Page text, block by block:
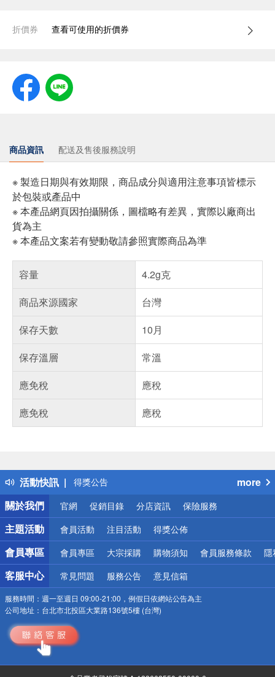
折價券 查看可使用的折價券
商品資訊 配送及售後服務說明
※ 製造日期與有效期限，商品成分與適用注意事項皆標示
於包裝或產品中
※ 本產品網頁因拍攝關係，圖檔略有差異，實際以廠商出
貨為主
※ 本產品文案若有變動敬請參照實際商品為準
容量
4.2g克
商品來源國家
台灣
保存天數
10月
保存溫層
常溫
應免稅
應稅
應免稅
應稅
活動快訊
得獎公告
熱門話題
銀行優惠
偏遠地區配送
詐騙網頁！請小心！
more
關於我們
官網 促銷目錄 分店資訊 保險服務
主題活動 會員活動 注目活動 得獎公佈
會員專區 會員專區 大宗採購 購物須知 會員服務條款 隱
客服中心 常見問題 服務公告 意見信箱
服務時間： 週一至週日 09:00-21:00，例假日依網站公告為主
公司地址： 台北市北投區大業路136號5樓 (台灣)